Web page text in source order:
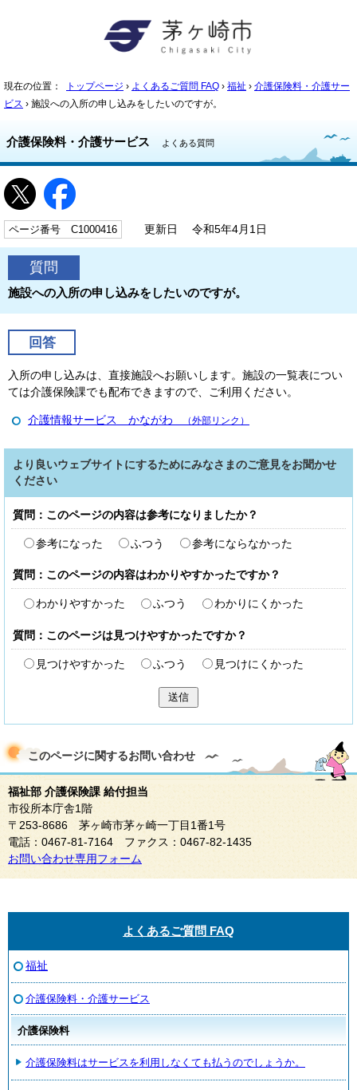
現在の位置： トップページ › よくあるご質問 FAQ › 福祉 › 介護保険料・介護サー
ビス › 施設への入所の申し込みをしたいのですが。
介護保険料・介護サービス よくある質問
ページ番号 C1000416 更新日 令和5年4月1日
質問
施設への入所の申し込みをしたいのですが。
回答
入所の申し込みは、直接施設へお願いします。施設の一覧表につい
ては介護保険課でも配布できますので、ご利用ください。
介護情報サービス かながわ （外部リンク）
より良いウェブサイトにするためにみなさまのご意見をお聞かせ
ください
質問：このページの内容は参考になりましたか？
参考になった ふつう 参考にならなかった
質問：このページの内容はわかりやすかったですか？
わかりやすかった ふつう わかりにくかった
質問：このページは見つけやすかったですか？
見つけやすかった ふつう 見つけにくかった
送信
このページに関するお問い合わせ
福祉部 介護保険課 給付担当
市役所本庁舎1階
〒253-8686 茅ヶ崎市茅ヶ崎一丁目1番1号
電話：0467-81-7164 ファクス：0467-82-1435
お問い合わせ専用フォーム
よくあるご質問 FAQ
福祉
介護保険料・介護サービス
介護保険料
介護保険料はサービスを利用しなくても払うのでしょうか。